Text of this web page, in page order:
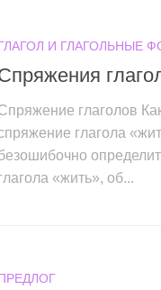
И ГЛАГОЛЬНЫЕ
глаголов
глагола
«жить», об...